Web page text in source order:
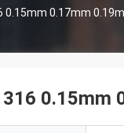
0.15mm 0.17mm
0.15mm